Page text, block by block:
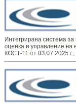
Интегрирана система
оценка и управление на
КОСТ-11 от 03.07.2025 г.,